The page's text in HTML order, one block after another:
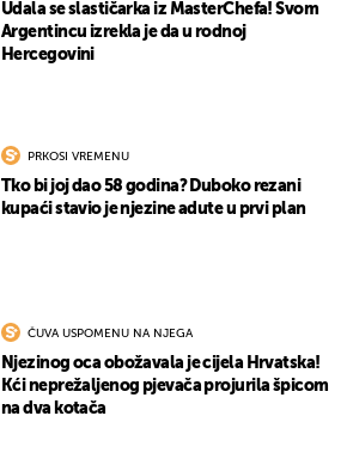
Udala se slastičarka iz MasterChefa! Svom
Argentincu izrekla je da u rodnoj
Hercegovini
PRKOSI VREMENU
Tko bi joj dao 58 godina? Duboko rezani
kupaći stavio je njezine adute u prvi plan
ČUVA USPOMENU NA NJEGA
Njezinog oca obožavala je cijela Hrvatska!
Kći neprežaljenog pjevača projurila špicom
na dva kotača